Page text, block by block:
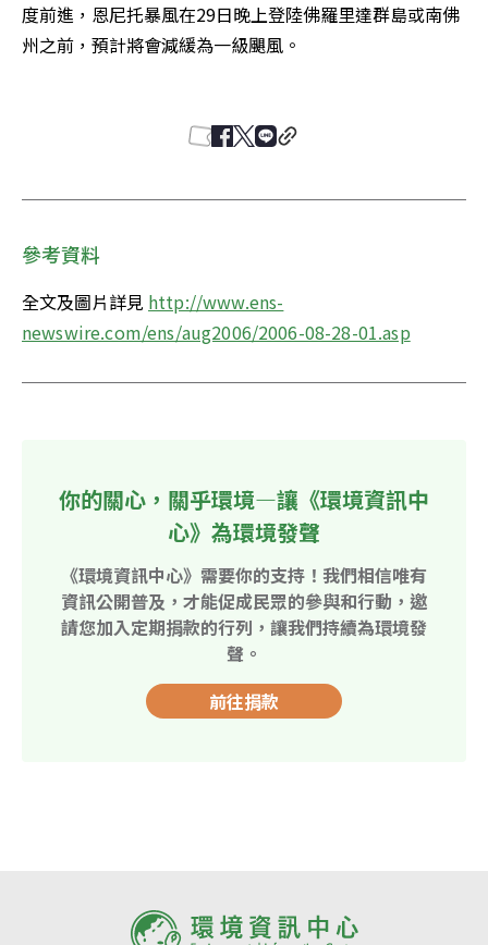
度前進，恩尼托暴風在29日晚上登陸佛羅里達群島或南佛
州之前，預計將會減緩為一級颶風。
參考資料
全文及圖片詳見 http://www.ens-
newswire.com/ens/aug2006/2006-08-28-01.asp
你的關心，關乎環境—讓《環境資訊中
心》為環境發聲
《環境資訊中心》需要你的支持！我們相信唯有
資訊公開普及，才能促成民眾的參與和行動，邀
請您加入定期捐款的行列，讓我們持續為環境發
聲。
前往捐款